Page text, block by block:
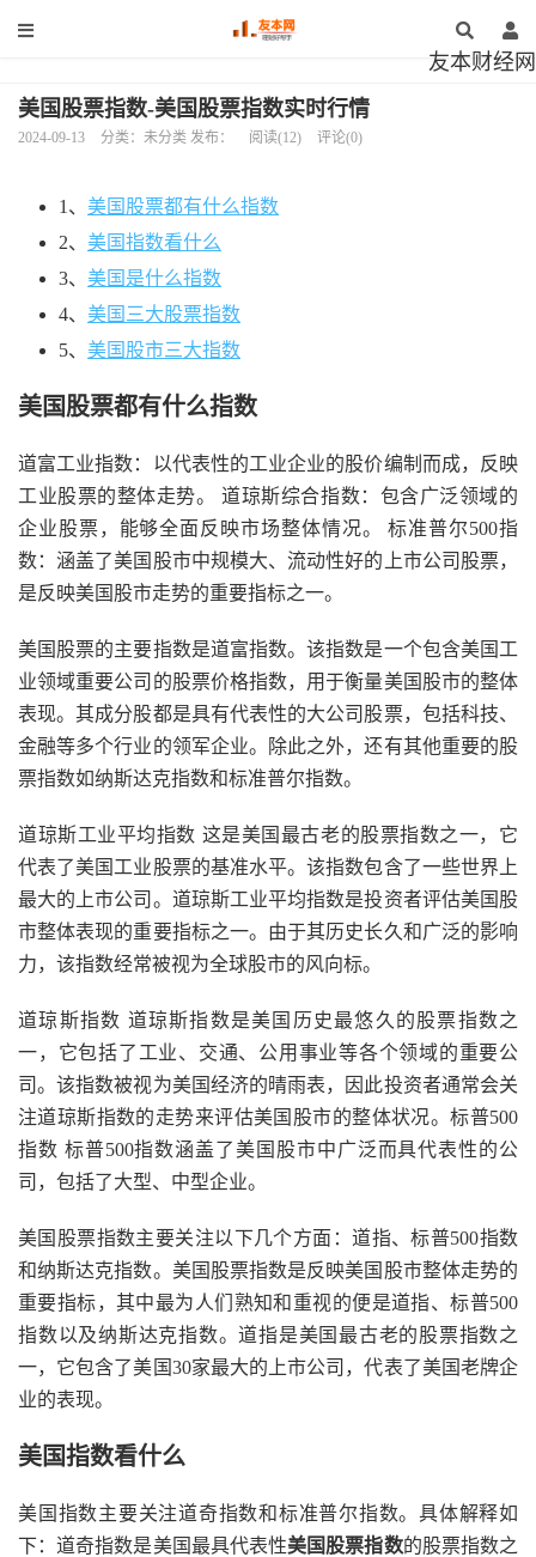
友本财经网
美国股票指数-美国股票指数实时行情
2024-09-13 分类：未分类 发布： 阅读(12) 评论(0)
1、 美国股票都有什么指数
2、 美国指数看什么
3、 美国是什么指数
4、 美国三大股票指数
5、 美国股市三大指数
美国股票都有什么指数
道富工业指数：以代表性的工业企业的股价编制而成，反映
工业股票的整体走势。 道琼斯综合指数：包含广泛领域的
企业股票，能够全面反映市场整体情况。 标准普尔500指
数：涵盖了美国股市中规模大、流动性好的上市公司股票，
是反映美国股市走势的重要指标之一。
美国股票的主要指数是道富指数。该指数是一个包含美国工
业领域重要公司的股票价格指数，用于衡量美国股市的整体
表现。其成分股都是具有代表性的大公司股票，包括科技、
金融等多个行业的领军企业。除此之外，还有其他重要的股
票指数如纳斯达克指数和标准普尔指数。
道琼斯工业平均指数 这是美国最古老的股票指数之一，它
代表了美国工业股票的基准水平。该指数包含了一些世界上
最大的上市公司。道琼斯工业平均指数是投资者评估美国股
市整体表现的重要指标之一。由于其历史长久和广泛的影响
力，该指数经常被视为全球股市的风向标。
道琼斯指数 道琼斯指数是美国历史最悠久的股票指数之
一，它包括了工业、交通、公用事业等各个领域的重要公
司。该指数被视为美国经济的晴雨表，因此投资者通常会关
注道琼斯指数的走势来评估美国股市的整体状况。标普500
指数 标普500指数涵盖了美国股市中广泛而具代表性的公
司，包括了大型、中型企业。
美国股票指数主要关注以下几个方面：道指、标普500指数
和纳斯达克指数。美国股票指数是反映美国股市整体走势的
重要指标，其中最为人们熟知和重视的便是道指、标普500
指数以及纳斯达克指数。道指是美国最古老的股票指数之
一，它包含了美国30家最大的上市公司，代表了美国老牌企
业的表现。
美国指数看什么
美国指数主要关注道奇指数和标准普尔指数。具体解释如
下：道奇指数是美国最具代表性美国股票指数的股票指数之